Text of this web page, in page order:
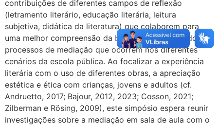
contribuições de diferentes campos de reflexão
(letramento literário, educação literária, leitura
subjetiva, didática da literatura) que colaborem para
uma melhor compreensão da bibliodiversidade e dos
processos de mediação que ocorrem nos diferentes
cenários da escola pública. Ao focalizar a experiência
literária com o uso de diferentes obras, a apreciação
estética e ética com crianças, jovens e adultos (cf.
Andruetto, 2017; Bajour, 2012, 2023; Cosson, 2021;
Zilberman e Rösing, 2009), este simpósio espera reunir
investigações sobre a mediação em sala de aula com o